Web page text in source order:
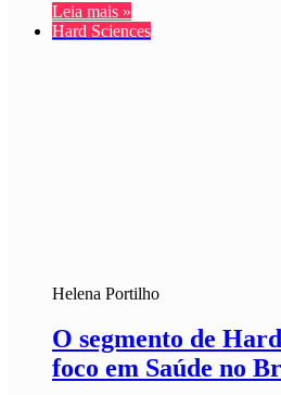
Leia mais »
Hard Sciences
Helena Portilho
O segmento de
foco em Saúde no